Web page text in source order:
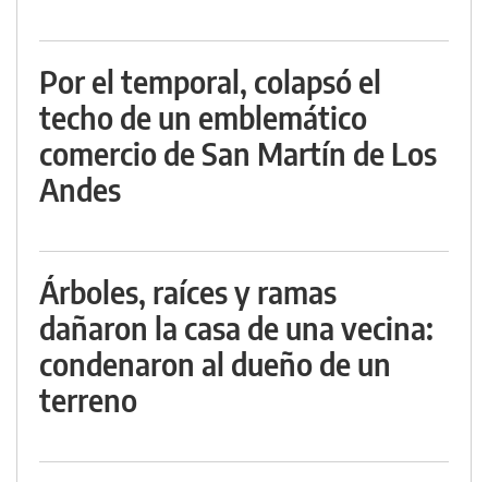
Por el temporal, colapsó el
techo de un emblemático
comercio de San Martín de Los
Andes
Árboles, raíces y ramas
dañaron la casa de una vecina:
condenaron al dueño de un
terreno